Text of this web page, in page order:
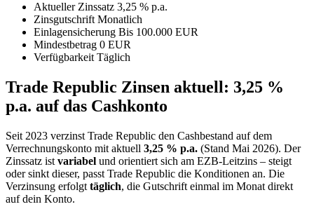
Aktueller Zinssatz 3,25 % p.a.
Zinsgutschrift Monatlich
Einlagensicherung Bis 100.000 EUR
Mindestbetrag 0 EUR
Verfügbarkeit Täglich
Trade Republic Zinsen aktuell: 3,25 %
p.a. auf das Cashkonto
Seit 2023 verzinst Trade Republic den Cashbestand auf dem
Verrechnungskonto mit aktuell 3,25 % p.a. (Stand Mai 2026). Der
Zinssatz ist variabel und orientiert sich am EZB-Leitzins – steigt
oder sinkt dieser, passt Trade Republic die Konditionen an. Die
Verzinsung erfolgt täglich, die Gutschrift einmal im Monat direkt
auf dein Konto.